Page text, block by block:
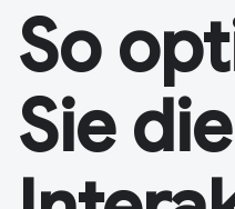
So
Sie die